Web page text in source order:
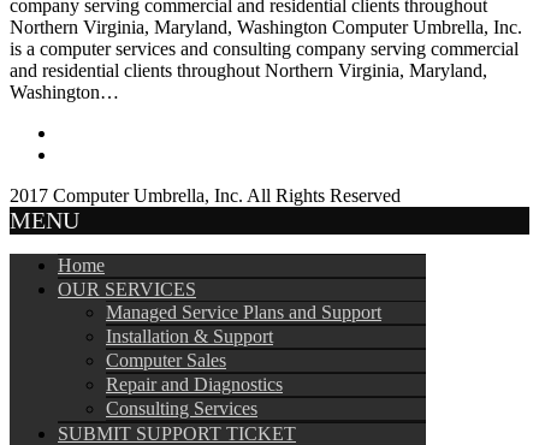
company serving commercial and residential clients throughout
Northern Virginia, Maryland, Washington Computer Umbrella, Inc.
is a computer services and consulting company serving commercial
and residential clients throughout Northern Virginia, Maryland,
Washington…
2017 Computer Umbrella, Inc. All Rights Reserved
MENU
Home
OUR SERVICES
Managed Service Plans and Support
Installation & Support
Computer Sales
Repair and Diagnostics
Consulting Services
SUBMIT SUPPORT TICKET